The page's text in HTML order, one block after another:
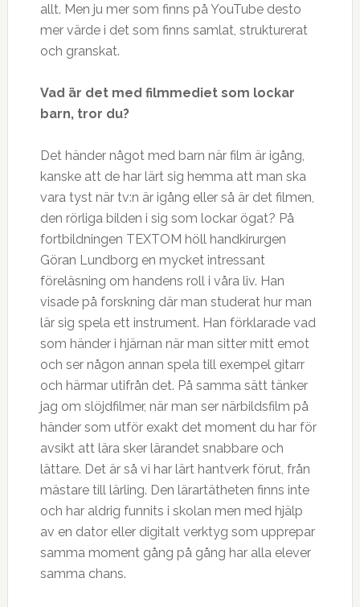
allt. Men ju mer som finns på YouTube desto
mer värde i det som finns samlat, strukturerat
och granskat.
Vad är det med filmmediet som lockar
barn, tror du?
Det händer något med barn när film är igång,
kanske att de har lärt sig hemma att man ska
vara tyst när tv:n är igång eller så är det filmen,
den rörliga bilden i sig som lockar ögat? På
fortbildningen TEXTOM höll handkirurgen
Göran Lundborg en mycket intressant
föreläsning om handens roll i våra liv. Han
visade på forskning där man studerat hur man
lär sig spela ett instrument. Han förklarade vad
som händer i hjärnan när man sitter mitt emot
och ser någon annan spela till exempel gitarr
och härmar utifrån det. På samma sätt tänker
jag om slöjdfilmer, när man ser närbildsfilm på
händer som utför exakt det moment du har för
avsikt att lära sker lärandet snabbare och
lättare. Det är så vi har lärt hantverk förut, från
mästare till lärling. Den lärartätheten finns inte
och har aldrig funnits i skolan men med hjälp
av en dator eller digitalt verktyg som upprepar
samma moment gång på gång har alla elever
samma chans.